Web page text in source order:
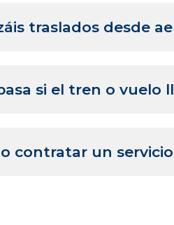
traslados desde
si el tren o vuelo
contratar un